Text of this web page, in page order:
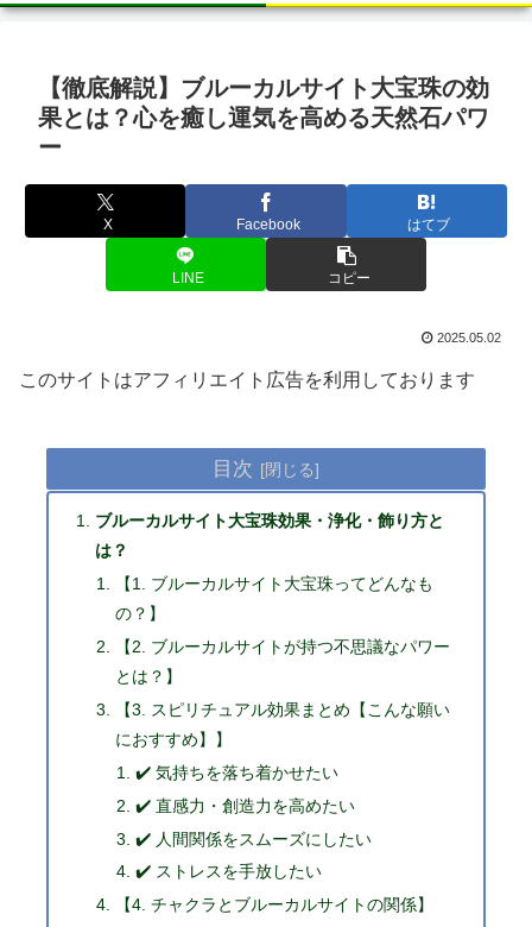
【徹底解説】ブルーカルサイト大宝珠の効
果とは？心を癒し運気を高める天然石パワ
ー
X Facebook はてブ
LINE コピー
2025.05.02
このサイトはアフィリエイト広告を利用しております
目次
ブルーカルサイト大宝珠効果・浄化・飾り方と
は？
【1. ブルーカルサイト大宝珠ってどんなも
の？】
【2. ブルーカルサイトが持つ不思議なパワー
とは？】
【3. スピリチュアル効果まとめ【こんな願い
におすすめ】】
✔️ 気持ちを落ち着かせたい
✔️ 直感力・創造力を高めたい
✔️ 人間関係をスムーズにしたい
✔️ ストレスを手放したい
【4. チャクラとブルーカルサイトの関係】